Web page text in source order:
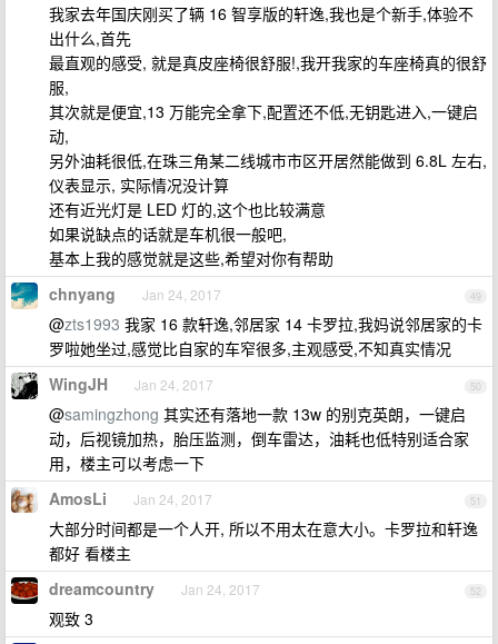
我家去年国庆刚买了辆 16 智享版的轩逸,我也是个新手,体验不
出什么,首先
最直观的感受, 就是真皮座椅很舒服!,我开我家的车座椅真的很舒
服,
其次就是便宜,13 万能完全拿下,配置还不低,无钥匙进入,一键启
动,
另外油耗很低,在珠三角某二线城市市区开居然能做到 6.8L 左右,
仪表显示, 实际情况没计算
还有近光灯是 LED 灯的,这个也比较满意
如果说缺点的话就是车机很一般吧,
基本上我的感觉就是这些,希望对你有帮助
49
chnyang Jan 24, 2017
@zts1993 我家 16 款轩逸,邻居家 14 卡罗拉,我妈说邻居家的卡
罗啦她坐过,感觉比自家的车窄很多,主观感受,不知真实情况
50
WingJH Jan 24, 2017
@samingzhong 其实还有落地一款 13w 的别克英朗，一键启
动，后视镜加热，胎压监测，倒车雷达，油耗也低特别适合家
用，楼主可以考虑一下
51
AmosLi Jan 24, 2017
大部分时间都是一个人开, 所以不用太在意大小。卡罗拉和轩逸
都好 看楼主
52
dreamcountry Jan 24, 2017
观致 3